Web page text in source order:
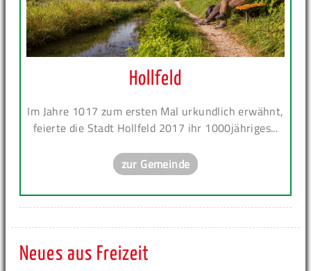
Hollfeld
Im Jahre 1017 zum ersten Mal urkundlich erwähnt,
feierte die Stadt Hollfeld 2017 ihr 1000jähriges...
zur Gemeinde
Neues aus Freizeit